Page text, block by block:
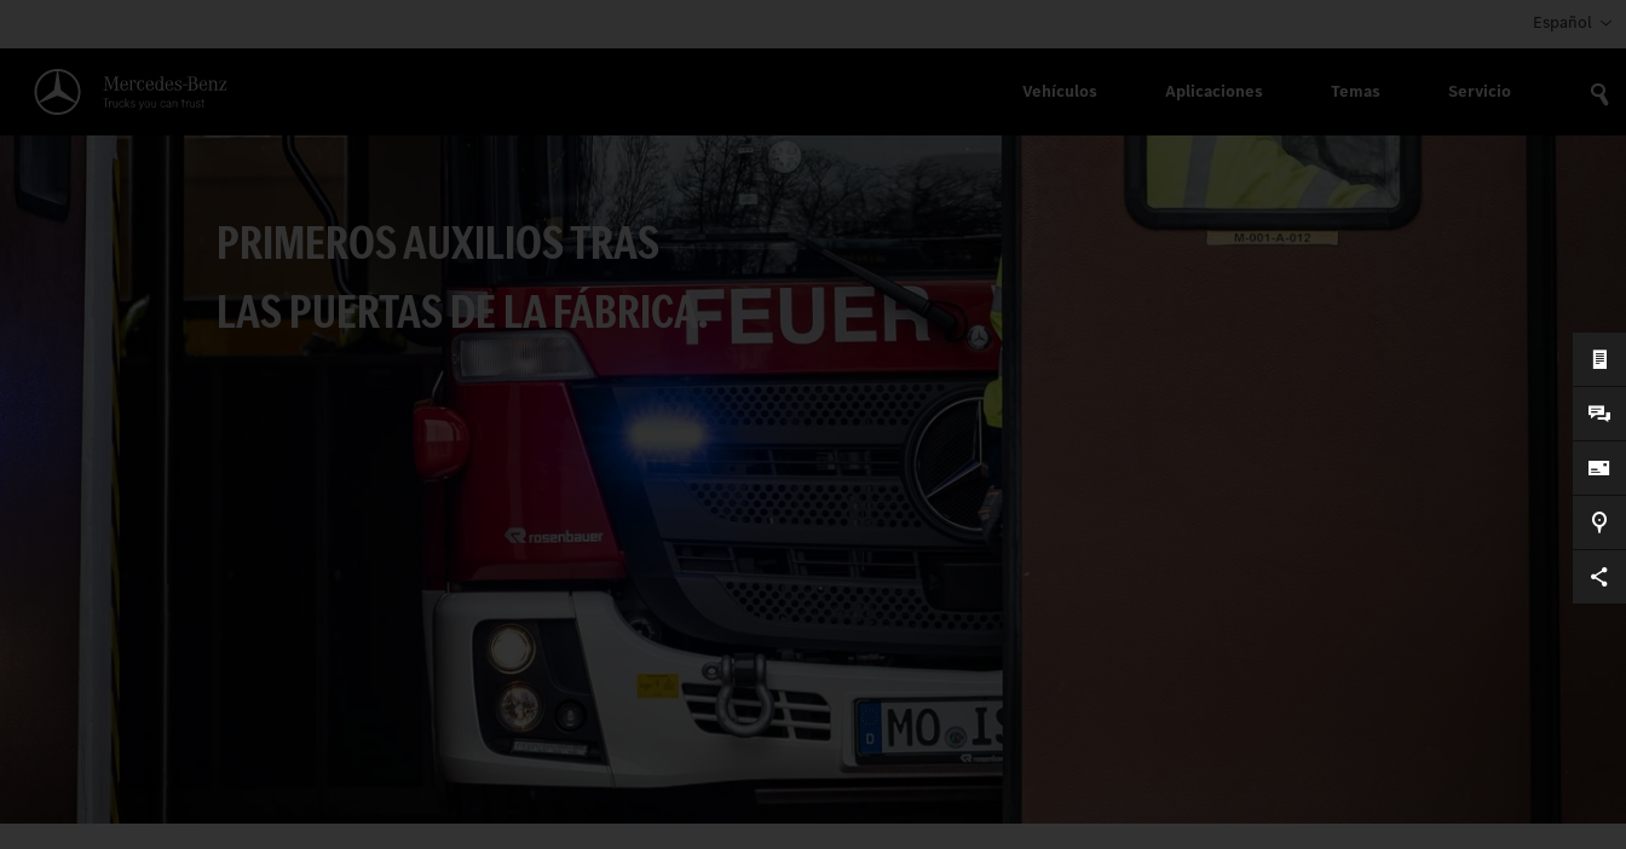
Español
Vehículos Aplicaciones Temas Servicio
PRIMEROS AUXILIOS TRAS
LAS PUERTAS DE LA FÁBRICA.